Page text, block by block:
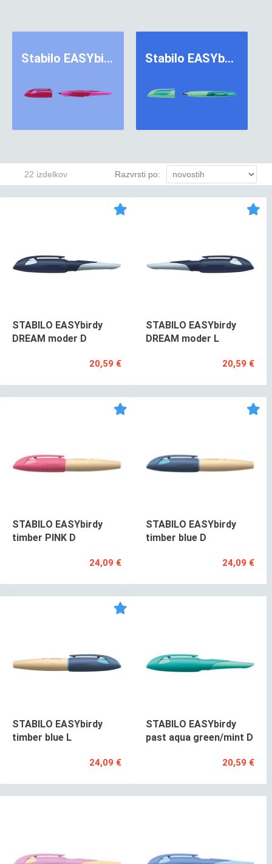
Stabilo EASYbirdy Stabilo EASYbuddy
22 izdelkov Razvrsti po:
STABILO EASYbirdy
DREAM moder D
20,59 €
STABILO EASYbirdy
DREAM moder L
20,59 €
STABILO EASYbirdy
timber PINK D
24,09 €
STABILO EASYbirdy
timber blue D
24,09 €
STABILO EASYbirdy
timber blue L
24,09 €
STABILO EASYbirdy
past aqua green/mint D
20,59 €